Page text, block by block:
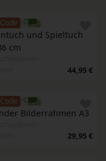
und Spieltuch
cm
44,95 €
Bilderrahmen A3
29,95 €